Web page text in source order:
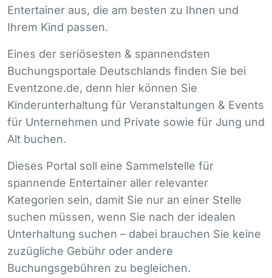
Entertainer aus, die am besten zu Ihnen und
Ihrem Kind passen.
Eines der seriösesten & spannendsten
Buchungsportale Deutschlands finden Sie bei
Eventzone.de, denn hier können Sie
Kinderunterhaltung für Veranstaltungen & Events
für Unternehmen und Private sowie für Jung und
Alt buchen.
Dieses Portal soll eine Sammelstelle für
spannende Entertainer aller relevanter
Kategorien sein, damit Sie nur an einer Stelle
suchen müssen, wenn Sie nach der idealen
Unterhaltung suchen – dabei brauchen Sie keine
zuzügliche Gebühr oder andere
Buchungsgebühren zu begleichen.